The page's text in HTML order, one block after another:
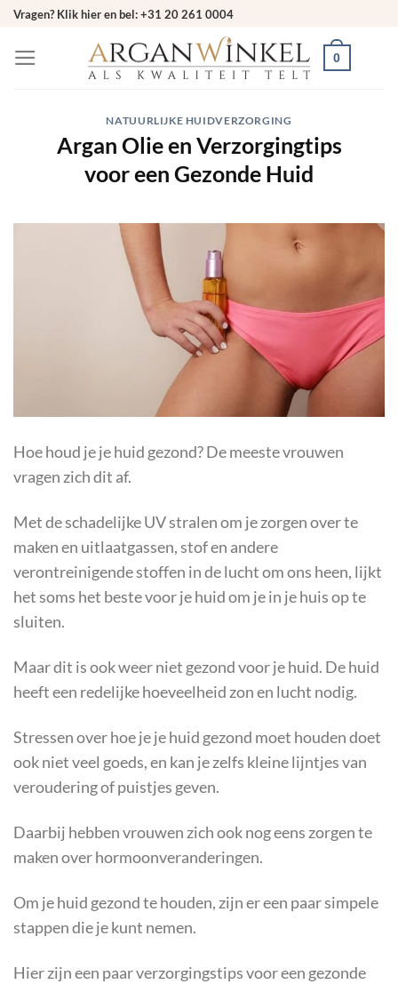
Ga
inhoud
Vragen? Klik hier en bel: +31 20 261 0004
0
NATUURLIJKE HUIDVERZORGING
Argan Olie en Verzorgingtips
voor een Gezonde Huid
Hoe houd je je huid gezond? De meeste vrouwen
vragen zich dit af.
Met de schadelijke UV stralen om je zorgen over te
maken en uitlaatgassen, stof en andere
verontreinigende stoffen in de lucht om ons heen, lijkt
het soms het beste voor je huid om je in je huis op te
sluiten.
Maar dit is ook weer niet gezond voor je huid. De huid
heeft een redelijke hoeveelheid zon en lucht nodig.
Stressen over hoe je je huid gezond moet houden doet
ook niet veel goeds, en kan je zelfs kleine lijntjes van
veroudering of puistjes geven.
Daarbij hebben vrouwen zich ook nog eens zorgen te
maken over hormoonveranderingen.
Om je huid gezond te houden, zijn er een paar simpele
stappen die je kunt nemen.
Hier zijn een paar verzorgingstips voor een gezonde